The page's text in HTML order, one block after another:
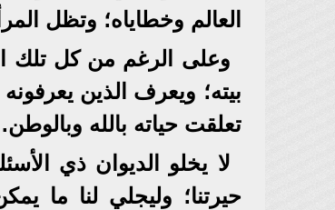
العالم وخطاياه؛ وتظل
وعلى الرغم من كل تلك
بيته؛ ويعرف الذين
تعلقت حياته بالله وبالوطن.
لا يخلو الديوان ذي
حيرتنا؛ وليجلي لنا ما